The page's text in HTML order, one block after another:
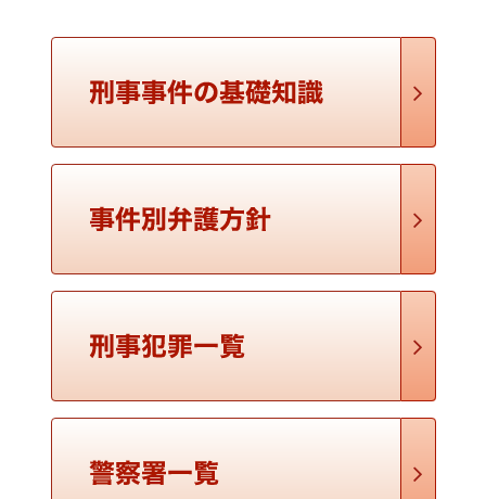
通常、被疑者の身柄は勾留後であっても引き続き警察署の留置
施設で拘束されます。そして、警察官や検察官の取調べや、実
は、原則として10日間の勾留期間の満了前に、捜査の …
勾留されている間、家族や弁護人とはどのように面
弁護人以外の者については、裁判官の接見禁止命令によって、
面会や差し入れが禁止される場合があります。 禁止されていな
どに制限があり、面会には警察官が立ち会います。面会 …
勾留を取り消してもらうことはできませんか。ま
まず、勾留の要件（住居不定、罪証隠滅や逃亡のおそれ）や
必要性を欠く場合、裁判所に準抗告を申し立てることができま